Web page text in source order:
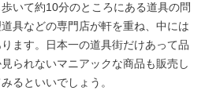
いて約10分のところにある道具の問
具などの専門店が軒を重ね、中には
ます。日本一の道具街だけあって品
られないマニアックな商品も販売し
るといいでしょう。